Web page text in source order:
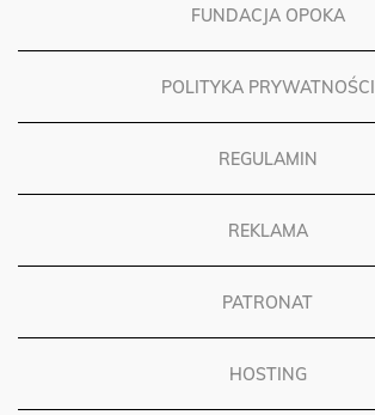
FUNDACJA OPOKA
POLITYKA PRYWATNOŚCI
REGULAMIN
REKLAMA
PATRONAT
HOSTING